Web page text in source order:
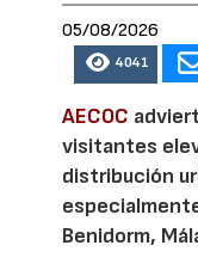
05/08/2026
4041
AECOC
visitantes
distribución
Benidorm,